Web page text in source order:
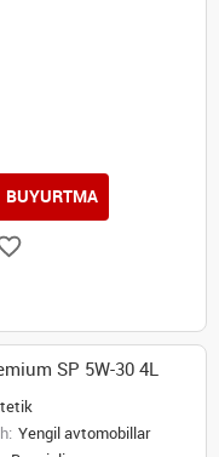
BUYURTMA
SP 5W-30 4L
Yengil avtomobillar